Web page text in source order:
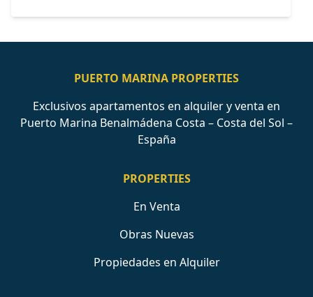
PUERTO MARINA PROPERTIES
Exclusivos apartamentos en alquiler y venta en
Puerto Marina Benalmádena Costa – Costa del Sol –
España
PROPERTIES
En Venta
Obras Nuevas
Propiedades en Alquiler